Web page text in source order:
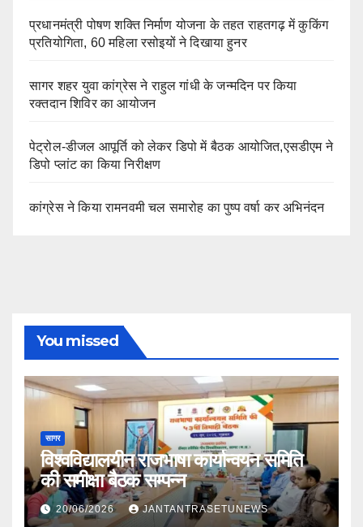
प्रधानमंत्री पोषण शक्ति निर्माण योजना के तहत राहतगढ़ में कुकिंग
प्रतियोगिता, 60 महिला रसोइयों ने दिखाया हुनर
सागर शहर युवा कांग्रेस ने राहुल गांधी के जन्मदिन पर किया
रक्तदान शिविर का आयोजन
पेट्रोल-डीजल आपूर्ति को लेकर डिपो में बैठक आयोजित,एसडीएम ने
डिपो प्लांट का किया निरीक्षण
कांग्रेस ने किया रामनवमी चल समारोह का पुष्प वर्षा कर अभिनंदन
You missed
सागर
विश्वविद्यालयीन राजभाषा कार्यान्वयन समिति
की समीक्षा बैठक सम्पन्न
20/06/2026 JANTANTRASETUNEWS